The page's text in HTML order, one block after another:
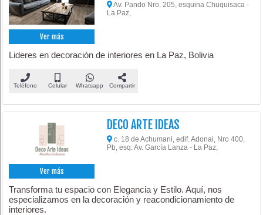
Ver más
Av. Pando Nro. 205, esquina Chuquisaca -
La Paz,
Lideres en decoración de interiores en La Paz, Bolivia
Teléfono Celular Whatsapp Compartir
Ver más
DECO ARTE IDEAS
c. 18 de Achumani, edif. Adonai, Nro 400,
Pb, esq. Av. García Lanza - La Paz,
Transforma tu espacio con Elegancia y Estilo. Aquí, nos
especializamos en la decoración y reacondicionamiento de
interiores.